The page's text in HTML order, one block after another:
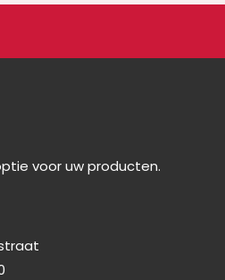
voor uw producten.